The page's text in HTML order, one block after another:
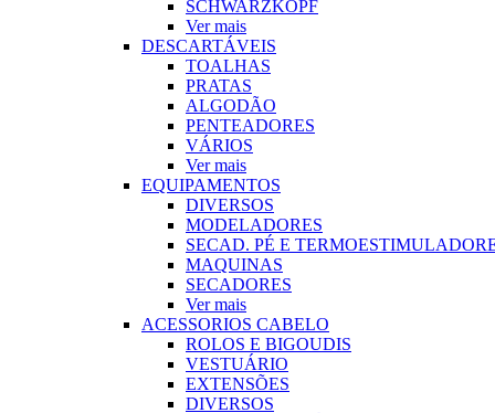
SCHWARZKOPF
Ver mais
DESCARTÁVEIS
TOALHAS
PRATAS
ALGODÃO
PENTEADORES
VÁRIOS
Ver mais
EQUIPAMENTOS
DIVERSOS
MODELADORES
SECAD. PÉ E
MAQUINAS
SECADORES
Ver mais
ACESSORIOS CABELO
ROLOS E BIGOUDIS
VESTUÁRIO
EXTENSÕES
DIVERSOS